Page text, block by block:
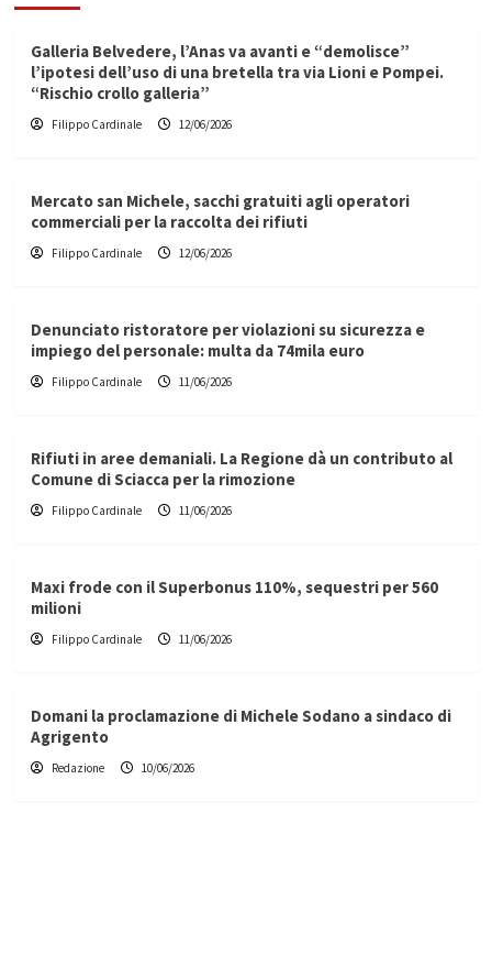
Galleria Belvedere, l’Anas va avanti e “demolisce”
l’ipotesi dell’uso di una bretella tra via Lioni e Pompei.
“Rischio crollo galleria”
Filippo Cardinale 12/06/2026
Mercato san Michele, sacchi gratuiti agli operatori
commerciali per la raccolta dei rifiuti
Filippo Cardinale 12/06/2026
Denunciato ristoratore per violazioni su sicurezza e
impiego del personale: multa da 74mila euro
Filippo Cardinale 11/06/2026
Rifiuti in aree demaniali. La Regione dà un contributo al
Comune di Sciacca per la rimozione
Filippo Cardinale 11/06/2026
Maxi frode con il Superbonus 110%, sequestri per 560
milioni
Filippo Cardinale 11/06/2026
Domani la proclamazione di Michele Sodano a sindaco di
Agrigento
Redazione 10/06/2026